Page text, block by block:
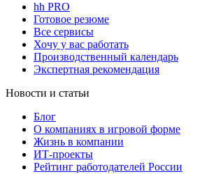
hh PRO
Готовое резюме
Все сервисы
Хочу у вас работать
Производственный календарь
Экспертная рекомендация
Новости и статьи
Блог
О компаниях в игровой форме
Жизнь в компании
ИТ-проекты
Рейтинг работодателей России